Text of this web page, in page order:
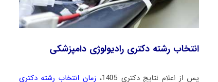
انتخاب رشته دکتری رادیولوژی دامپزشکی
پس از اعلام نتایج دکتری 1405،
زمان انتخاب رشته دکتری